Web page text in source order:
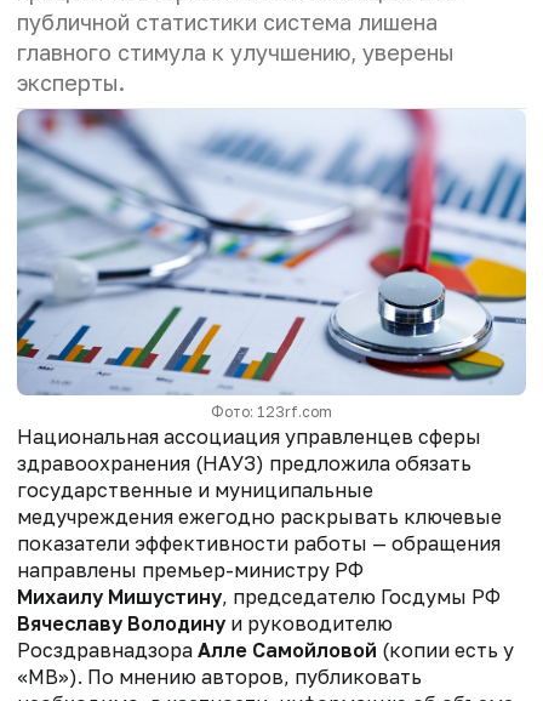
публичной статистики система лишена
главного стимула к улучшению, уверены
эксперты.
Фото: 123rf.com
Национальная ассоциация управленцев сферы
здравоохранения (НАУЗ) предложила обязать
государственные и муниципальные
медучреждения ежегодно раскрывать ключевые
показатели эффективности работы — обращения
направлены премьер-министру РФ
Михаилу Мишустину, председателю Госдумы РФ
Вячеславу Володину и руководителю
Росздравнадзора Алле Самойловой (копии есть у
«МВ»). По мнению авторов, публиковать